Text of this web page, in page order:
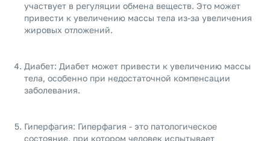
участвует в регуляции обмена веществ. Это может
привести к увеличению массы тела из-за увеличения
жировых отложений.
Диабет: Диабет может привести к увеличению массы
тела, особенно при недостаточной компенсации
заболевания.
Гиперфагия: Гиперфагия - это патологическое
состояние, при котором человек испытывает